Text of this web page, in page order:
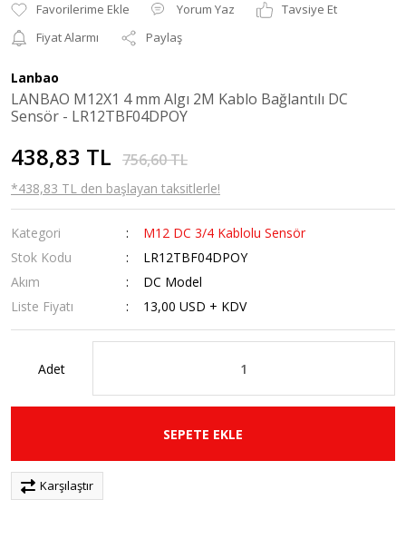
Yorum Yaz
Tavsiye Et
Fiyat Alarmı
Paylaş
Lanbao
LANBAO M12X1 4 mm Algı 2M Kablo Bağlantılı DC
Sensör - LR12TBF04DPOY
438,83 TL 756,60 TL
*438,83 TL den başlayan taksitlerle!
Kategori
M12 DC 3/4 Kablolu Sensör
Stok Kodu
LR12TBF04DPOY
Akım
DC Model
Liste Fiyatı
13,00 USD + KDV
Adet
SEPETE EKLE
Karşılaştır